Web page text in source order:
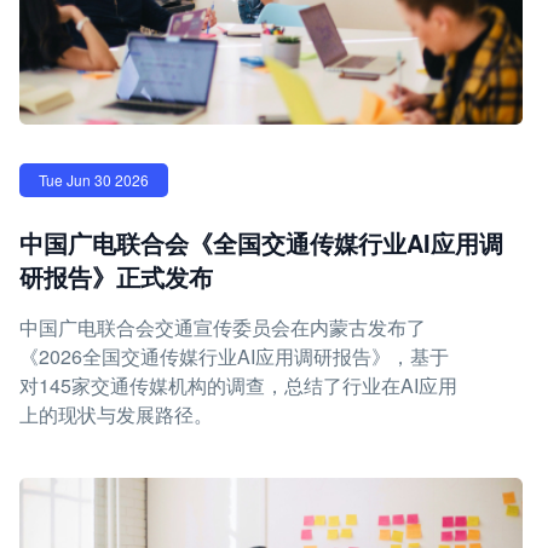
Tue Jun 30 2026
中国广电联合会《全国交通传媒行业AI应用调
研报告》正式发布
中国广电联合会交通宣传委员会在内蒙古发布了
《2026全国交通传媒行业AI应用调研报告》，基于
对145家交通传媒机构的调查，总结了行业在AI应用
上的现状与发展路径。